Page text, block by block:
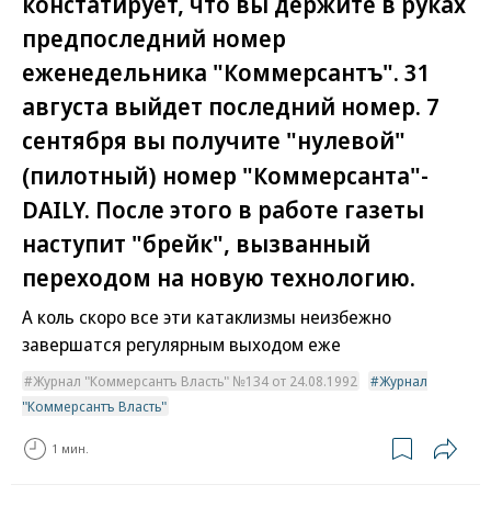
предпоследний номер
еженедельника "Коммерсантъ". 31
августа выйдет последний номер. 7
сентября вы получите "нулевой"
(пилотный) номер "Коммерсанта"-
DAILY. После этого в работе газеты
наступит "брейк", вызванный
переходом на новую технологию.
А коль скоро все эти катаклизмы неизбежно
завершатся регулярным выходом еже
Журнал "Коммерсантъ Власть" №134 от 24.08.1992
Журнал
"Коммерсантъ Власть"
1 мин.